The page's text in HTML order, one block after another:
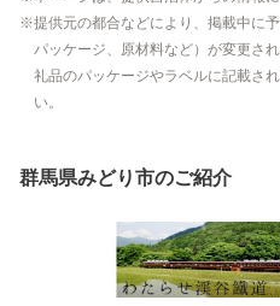
提供元の都合などにより、掲載中に
パッケージ、原材料など）が変更さ
礼品のパッケージやラベルに記載さ
い。
群馬県みどり市のご紹介